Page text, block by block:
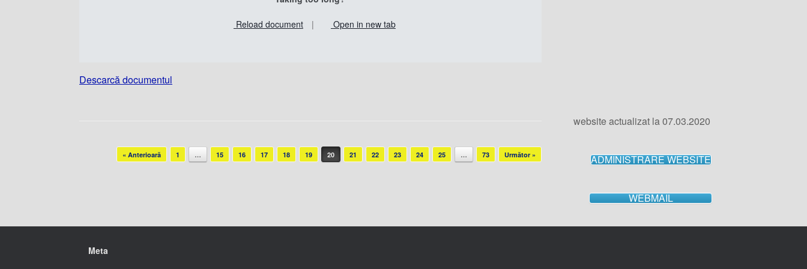
Reload document | Open in new tab
Descarcă documentul
Post navigation« Anterioară 1 … 15 16 17 18 19 20 21 22 23 24 25 … 73 Următor »
website actualizat la 07.03.2020
ADMINISTRARE WEBSITE
WEBMAIL
Meta